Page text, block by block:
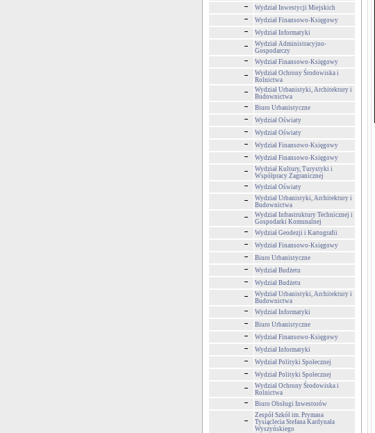
Wydział Inwestycji Miejskich
Wydział Finansowo-Księgowy
Wydział Informatyki
Wydział Administracyjno-
Gospodarczy
Wydział Finansowo-Księgowy
Wydział Ochrony Środowiska i
Rolnictwa
Wydział Urbanistyki, Architektury i
Budownictwa
Biuro Urbanistyczne
Wydział Oświaty
Wydział Oświaty
Wydział Finansowo-Księgowy
Wydział Finansowo-Księgowy
Wydział Kultury, Turystyki i
Współpracy Zagranicznej
Wydział Oświaty
Wydział Urbanistyki, Architektury i
Budownictwa
Wydział Infrastruktury Technicznej i
Gospodarki Komunalnej
Wydział Geodezji i Kartografii
Wydział Finansowo-Księgowy
Biuro Urbanistyczne
Wydział Budżetu
Wydział Budżetu
Wydział Urbanistyki, Architektury i
Budownictwa
Wydział Informatyki
Biuro Urbanistyczne
Wydział Finansowo-Księgowy
Wydział Informatyki
Wydział Polityki Społecznej
Wydział Polityki Społecznej
Wydział Ochrony Środowiska i
Rolnictwa
Biuro Obsługi Inwestorów
Zespół Szkół im. Prymasa
Tysiąclecia Stefana Kardynała
Wyszyńskiego